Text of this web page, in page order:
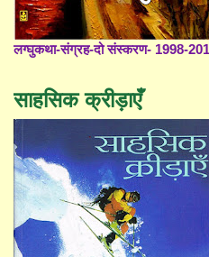
लग्घुकथा-संग्रह-दो संस्करण- 1998-
साहसिक क्रीड़ाएँ